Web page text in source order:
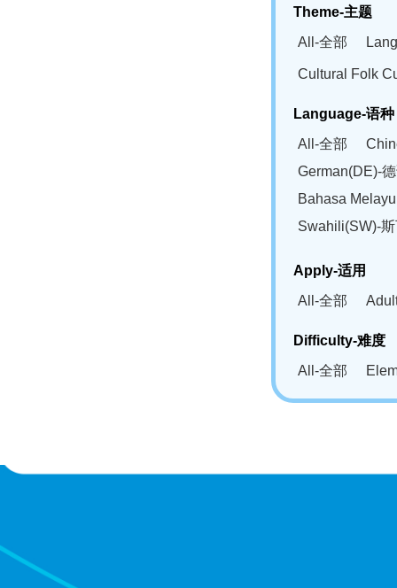
Theme-主题
All-全部
Cultural Folk
Language-语种
All-全部
German(DE)-
Bahasa
Swahili(SW)-
Apply-适用
All-全部
Difficulty-难度
All-全部